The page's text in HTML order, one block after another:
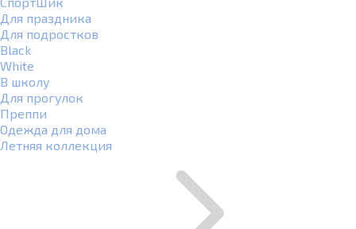
Для праздника
Для подростков
Black
White
В школу
Для прогулок
Преппи
Одежда для дома
Летняя коллекция